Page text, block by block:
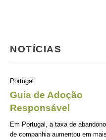
NOTÍCIAS
Portugal
Guia de Adoção
Responsável
Em Portugal, a taxa de
de companhia aumentou em